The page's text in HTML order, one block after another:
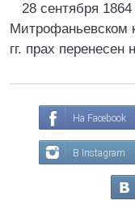
28 сентября
Митрофаньевском
гг. прах
На Facebook
В Instagram